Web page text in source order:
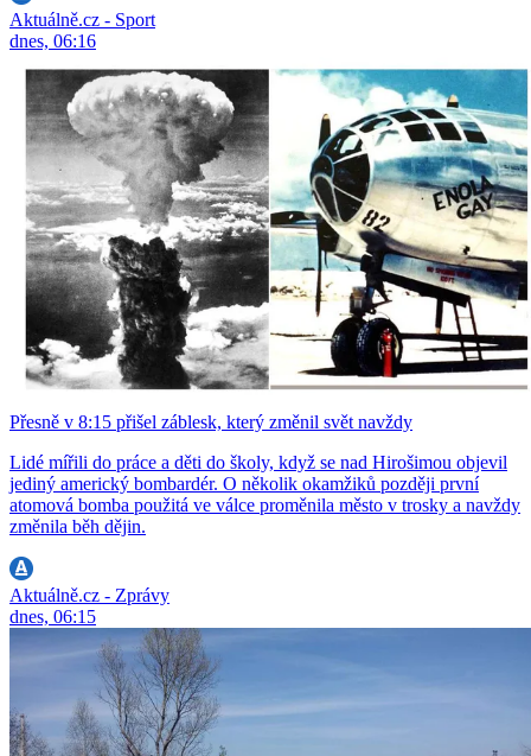
Aktuálně.cz - Sport
dnes, 06:16
Přesně v 8:15 přišel záblesk, který změnil svět navždy
Lidé mířili do práce a děti do školy, když se nad Hirošimou objevil
jediný americký bombardér. O několik okamžiků později první
atomová bomba použitá ve válce proměnila město v trosky a navždy
změnila běh dějin.
Aktuálně.cz - Zprávy
dnes, 06:15